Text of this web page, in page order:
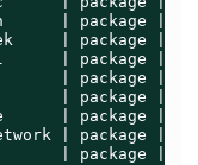
| package |
| package |
| package |
| package |
package |
| package |
| package |
| package |